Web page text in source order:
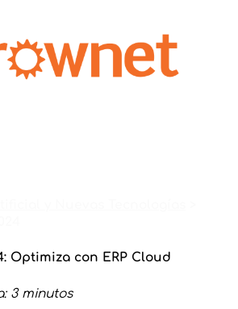
Optimiza con ERP Cloud
3 minutos